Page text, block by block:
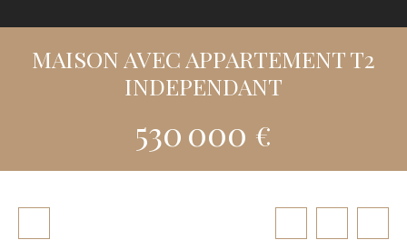
MAISON AVEC APPARTEMENT T2
INDEPENDANT
530 000 €